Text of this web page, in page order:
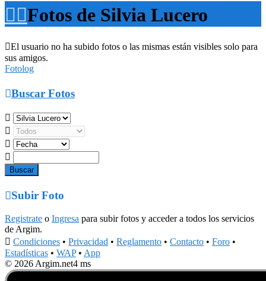
Fotos de Silvia Lucero
El usuario no ha subido fotos o las mismas están visibles solo para
sus amigos.
Fotolog
Buscar Fotos




Subir Foto
Registrate o Ingresa para subir fotos y acceder a todos los servicios
de Argim.
 Condiciones • Privacidad • Reglamento • Contacto • Foro •
Estadísticas • WAP• App
© 2026 Argim.net4 ms